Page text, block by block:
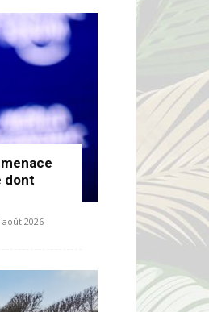
dont
août 2026